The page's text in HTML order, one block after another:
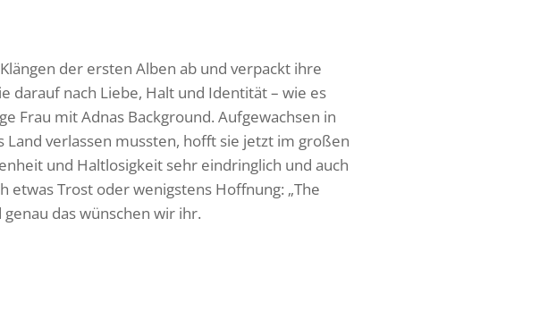
der ersten Alben ab und verpackt ihre
darauf nach Liebe, Halt und Identität – wie es
Frau mit Adnas Background. Aufgewachsen in
verlassen mussten, hofft sie jetzt im großen
und Haltlosigkeit sehr eindringlich und auch
etwas Trost oder wenigstens Hoffnung: „The
das wünschen wir ihr.